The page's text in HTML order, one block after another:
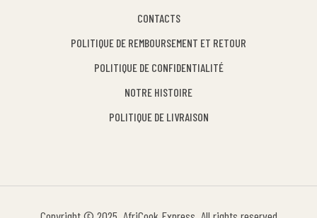
CONTACTS
POLITIQUE DE REMBOURSEMENT ET RETOUR
POLITIQUE DE CONFIDENTIALITÉ
NOTRE HISTOIRE
POLITIQUE DE LIVRAISON